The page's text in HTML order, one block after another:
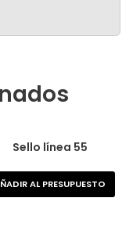
Sello línea 55
AL PRESUPUESTO